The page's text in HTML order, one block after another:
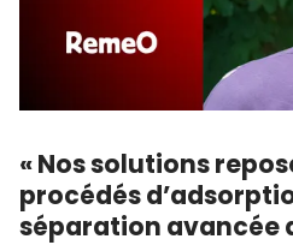
« Nos solutions
procédés
séparation avancée